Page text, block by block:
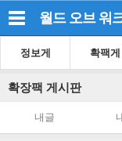
월드 오브 워
정보게 확팩게
확장팩 게시판
내글